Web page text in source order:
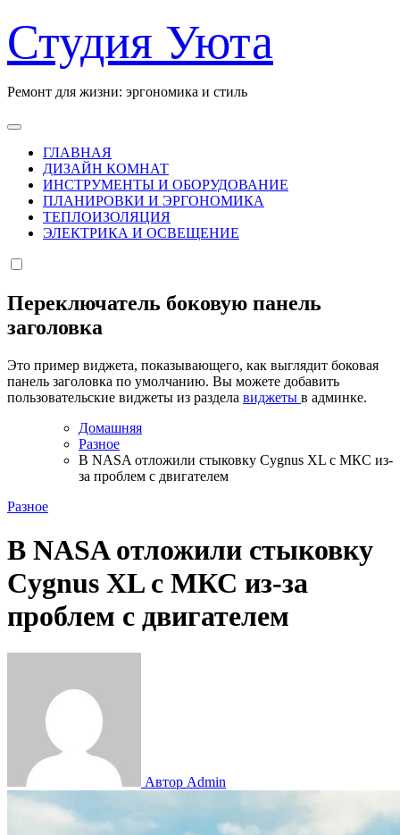
к
содержанию
Студия Уюта
Ремонт для жизни: эргономика и стиль
ГЛАВНАЯ
ДИЗАЙН КОМНАТ
ИНСТРУМЕНТЫ И ОБОРУДОВАНИЕ
ПЛАНИРОВКИ И ЭРГОНОМИКА
ТЕПЛОИЗОЛЯЦИЯ
ЭЛЕКТРИКА И ОСВЕЩЕНИЕ
Переключатель боковую панель
заголовка
Это пример виджета, показывающего, как выглядит боковая
панель заголовка по умолчанию. Вы можете добавить
пользовательские виджеты из раздела виджеты в админке.
Домашняя
Разное
В NASA отложили стыковку Cygnus XL с МКС из-
за проблем с двигателем
Разное
В NASA отложили стыковку
Cygnus XL с МКС из-за
проблем с двигателем
Автор Admin